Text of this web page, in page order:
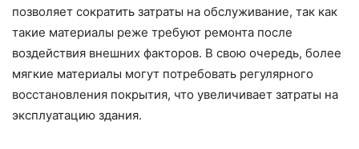
позволяет сократить затраты на обслуживание, так как
такие материалы реже требуют ремонта после
воздействия внешних факторов. В свою очередь, более
мягкие материалы могут потребовать регулярного
восстановления покрытия, что увеличивает затраты на
эксплуатацию здания.